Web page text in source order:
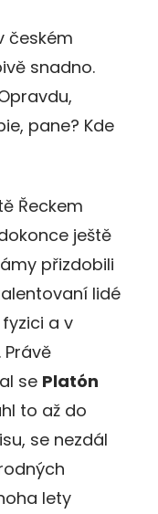
českém
snadno.
pane? Kde
Řeckem
ještě
přizdobili
lidé
a v
se Platón
to až do
se nezdál
lety